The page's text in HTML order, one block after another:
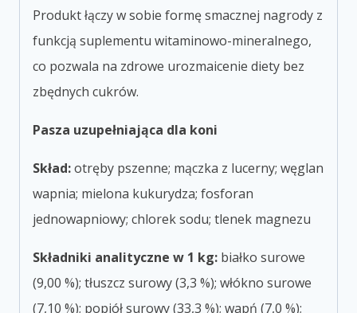
Produkt łączy w sobie formę smacznej nagrody z
funkcją suplementu witaminowo-mineralnego,
co pozwala na zdrowe urozmaicenie diety bez
zbędnych cukrów.
Pasza uzupełniająca dla koni
Skład:otręby pszenne; mączka z lucerny; węglan
wapnia; mielona kukurydza; fosforan
jednowapniowy; chlorek sodu; tlenek magnezu
Składniki analityczne w 1 kg: białko surowe
(9,00 %); tłuszcz surowy (3,3 %); włókno surowe
(7,10 %); popiół surowy (33,3 %); wapń (7,0 %);